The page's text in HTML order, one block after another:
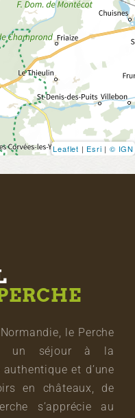
Leaflet | Esri | © IGN
le Perche
un séjour à la
et d’une
en châteaux, de
s’apprécie au